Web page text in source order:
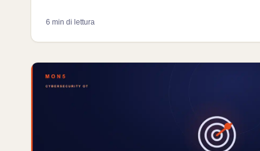
6 min di lettura